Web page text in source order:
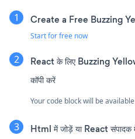
Create a Free Buzzing
Start for free now
React के लिए Buzzing
कॉपी करें
Your code block will be
Html में जोड़ें या React संपादक